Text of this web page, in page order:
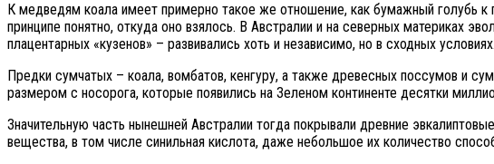
К медведям коала имеет примерно такое же отношение, как бумажный голубь
принципе понятно, откуда оно взялось. В Австралии и на северных материках
плацентарных «кузенов» – развивались хоть и независимо, но в сходных условиях.
Предки сумчатых – коала, вомбатов, кенгуру, а также древесных поссумов и
размером с носорога, которые появились на Зеленом континенте десятки
Значительную часть нынешней Австралии тогда покрывали древние
вещества, в том числе синильная кислота, даже небольшое их количество